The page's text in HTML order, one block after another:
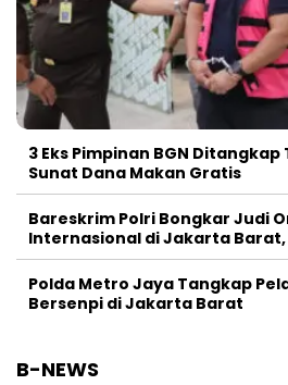
3 Eks Pimpinan BGN
Sunat Dana Makan Gratis
Bareskrim Polri Bongkar Judi
Internasional di Jakarta Barat,
Polda Metro Jaya Tangkap
Bersenpi di Jakarta Barat
B-NEWS